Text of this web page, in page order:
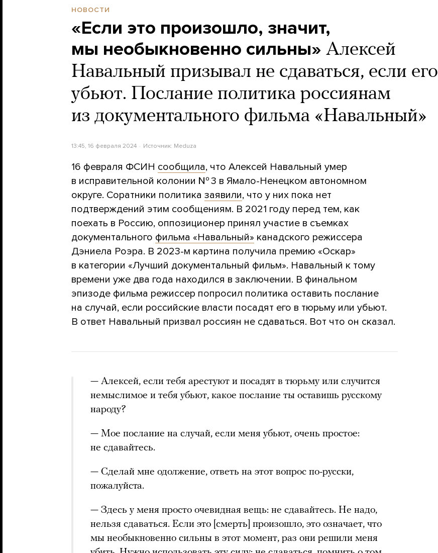
НОВОСТИ
«Если это произошло, значит,
мы необыкновенно сильны» Алексей
Навальный призывал не сдаваться, если его
убьют. Послание политика россиянам
из документального фильма «Навальный»
13:45, 16 февраля 2024 Источник: Meduza
16 февраля ФСИН сообщила, что Алексей Навальный умер
в исправительной колонии № 3 в Ямало-Ненецком автономном
округе. Соратники политика заявили, что у них пока нет
подтверждений этим сообщениям. В 2021 году перед тем, как
поехать в Россию, оппозиционер принял участие в съемках
документального фильма «Навальный» канадского режиссера
Дэниела Роэра. В 2023-м картина получила премию «Оскар»
в категории «Лучший документальный фильм». Навальный к тому
времени уже два года находился в заключении. В финальном
эпизоде фильма режиссер попросил политика оставить послание
на случай, если российские власти посадят его в тюрьму или убьют.
В ответ Навальный призвал россиян не сдаваться. Вот что он сказал.
— Алексей, если тебя арестуют и посадят в тюрьму или случится
немыслимое и тебя убьют, какое послание ты оставишь русскому
народу?
— Мое послание на случай, если меня убьют, очень простое:
не сдавайтесь.
— Сделай мне одолжение, ответь на этот вопрос по-русски,
пожалуйста.
— Здесь у меня просто очевидная вещь: не сдавайтесь. Не надо,
нельзя сдаваться. Если это [смерть] произошло, это означает, что
мы необыкновенно сильны в этот момент, раз они решили меня